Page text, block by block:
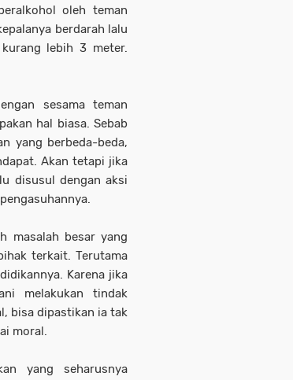
oleh teman
berdarah lalu
lebih 3 meter.
sesama teman
hal biasa. Sebab
yang berbeda-beda,
Akan tetapi jika
disusul dengan aksi
masalah besar yang
terkait. Terutama
Karena jika
melakukan tindak
bisa dipastikan ia tak
moral.
yang seharusnya